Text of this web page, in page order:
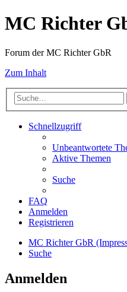
MC Richter
Forum der MC Richter GbR
Zum Inhalt
Schnellzugriff
Unbeantwortete
Aktive Themen
Suche
FAQ
Anmelden
Registrieren
MC Richter GbR
Suche
Anmelden